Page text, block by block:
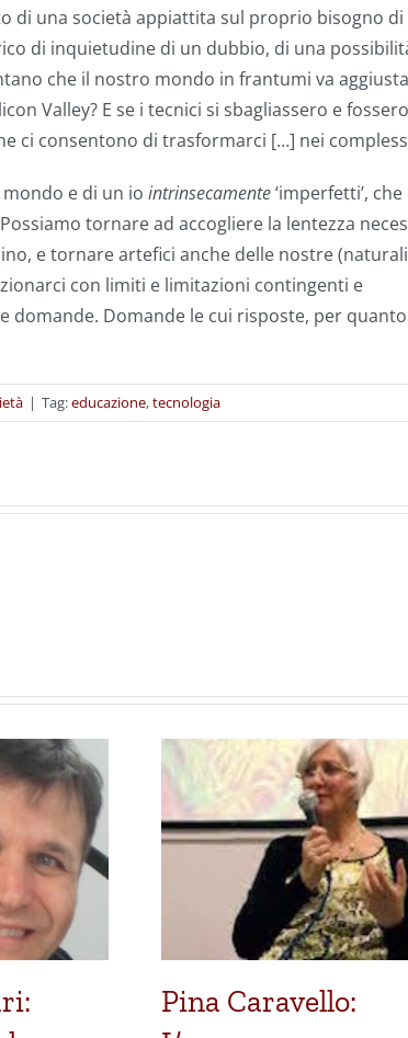
una società appiattita sul proprio bisogno
di inquietudine di un dubbio, di una
che il nostro mondo in frantumi va
Valley? E se i tecnici si sbagliassero e
ci consentono di trasformarci […] nei
e di un io intrinsecamente‘imperfetti’, che
tornare ad accogliere la lentezza
e tornare artefici anche delle nostre
con limiti e limitazioni contingenti e
domande. Domande le cui risposte, per
| Tag:educazione,tecnologia
Pina Caravello: